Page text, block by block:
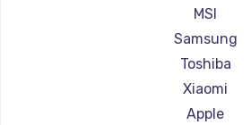
Ремонт ноутбуков
Ремонт
Ремонт ноутбуков
Ремонт
Ремонт ноутбуков
MSI
Samsung
Toshiba
Xiaomi
Apple